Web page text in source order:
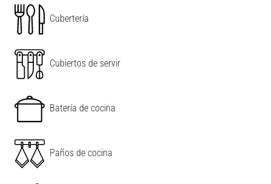
Cubertería
Cubiertos de servir
Batería de cocina
Paños de cocina